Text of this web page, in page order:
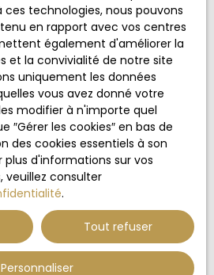
prévu par l'article
la consommation, sur le site
ou par courrier
Bloctel, CS 61311, 41013
sur le traitement de vos
veuillez consulter notre
.
des annonces
ces technologies, nous pouvons
en rapport avec vos centres
également d'améliorer la
et la convivialité de notre site
uniquement les données
vous avez donné votre
modifier à n'importe quel
″Gérer les cookies″ en bas de
des cookies essentiels à son
d'informations sur vos
veuillez consulter
.
Tout refuser
Personnaliser